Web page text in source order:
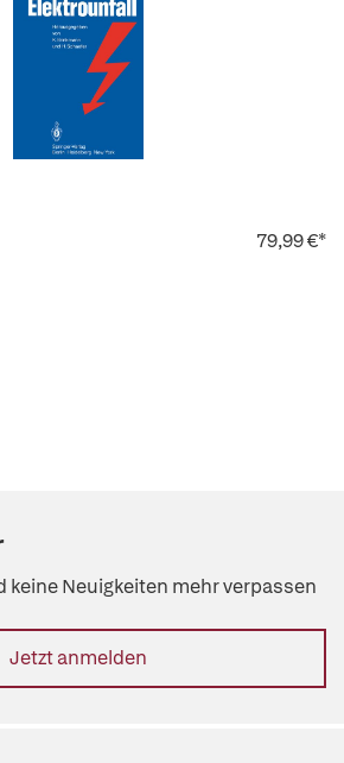
79,99 €*
keine Neuigkeiten mehr verpassen
Jetzt anmelden